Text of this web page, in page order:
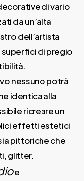
di vario
da un’alta
dell’artista
di pregio
nessuno potrà
identica alla
ricreare un
effetti estetici
pittoriche che
glitter.
e